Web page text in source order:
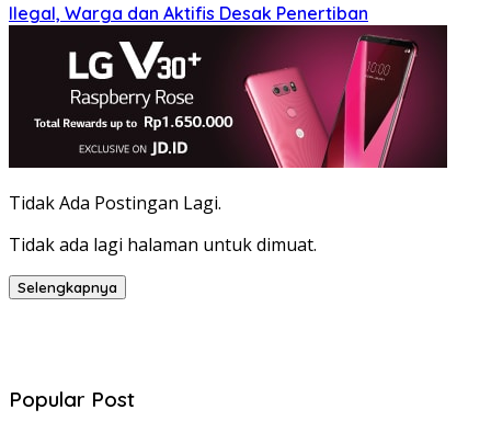
Ilegal, Warga dan Aktifis Desak Penertiban
Tidak Ada Postingan Lagi.
Tidak ada lagi halaman untuk dimuat.
Selengkapnya
Popular Post